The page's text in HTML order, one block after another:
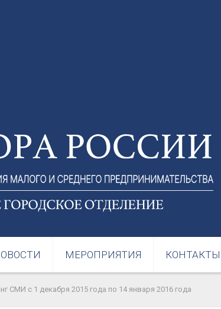
МЕРОПРИЯТИЯ КОНТАКТЫ
СМИ с 1 декабря 2015 года по 14 января 2016 года